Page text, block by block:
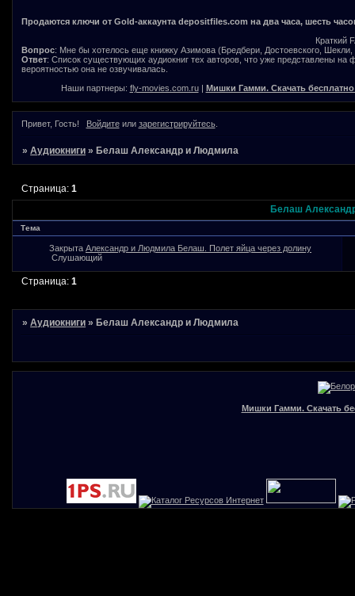
Продаются ключи от Gold-аккаунта depositfiles.com на два часа, шесть
Краткий
Вопрос: Мне бы хотелось еще книжку Азимова (Бредбери, Достоевского, Шекли,
Ответ: Список существующих аудиокниг тех авторов, что уже представлены на
вероятностью она не озвучивалась.
Наши партнеры: fly-movies.com.ru| Мишки Гамми. Скачать
Привет, Гость! Войдитеили зарегистрируйтесь.
»Аудиокниги » Белаш Александр и Людмила
Белаш
Страница:1
Тема
Закрыта Александр и Людмила Белаш. Полет яйца через долину
Слушающий
Страница:1
»Аудиокниги » Белаш Александр и Людмила
Мишки Гамми. Скачать